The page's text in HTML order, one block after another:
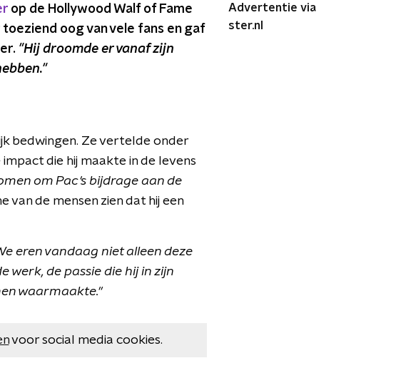
op de Hollywood Walf of Fame
oog van vele fans en gaf
"Hij droomde er vanaf zijn
bedwingen. Ze vertelde onder
die hij maakte in de levens
om Pac's bijdrage aan de
de mensen zien dat hij een
eren vandaag niet alleen deze
werk, de passie die hij in zijn
waarmaakte."
voor social media cookies.
Advertentie via
ster.nl